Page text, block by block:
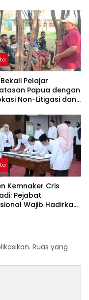
Corridor
Bekali Pelajar
Papua dengan
Non-Litigasi dan
Kemnaker Cris
Pejabat
Wajib Hadirkan
Ruas yang